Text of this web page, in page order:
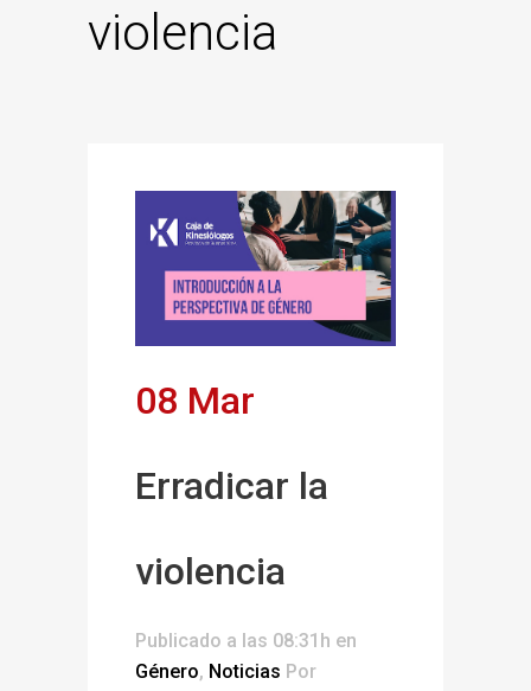
violencia
08 Mar
Erradicar la
violencia
Publicado a las 08:31h en
Género, Noticias Por